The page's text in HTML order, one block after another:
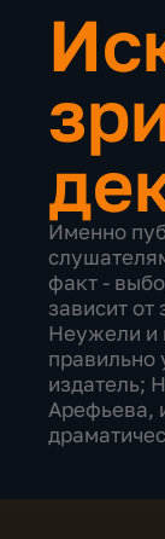
Именно
факт -
зависит
Неужели и
правильно
издатель;
Арефьева,